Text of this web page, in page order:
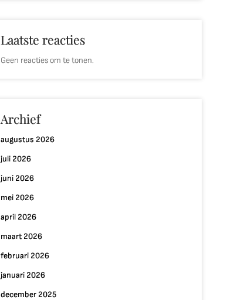
Laatste reacties
Geen reacties om te tonen.
Archief
augustus 2026
juli 2026
juni 2026
mei 2026
april 2026
maart 2026
februari 2026
januari 2026
december 2025